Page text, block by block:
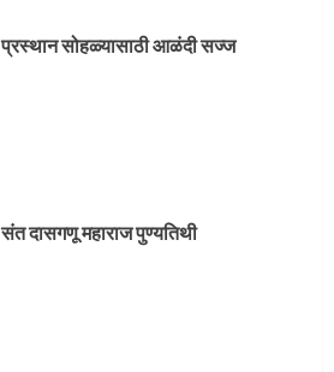
प्रस्थान सोहळ्यासाठी आळंदी सज्ज
संत दासगणू महाराज पुण्यतिथी